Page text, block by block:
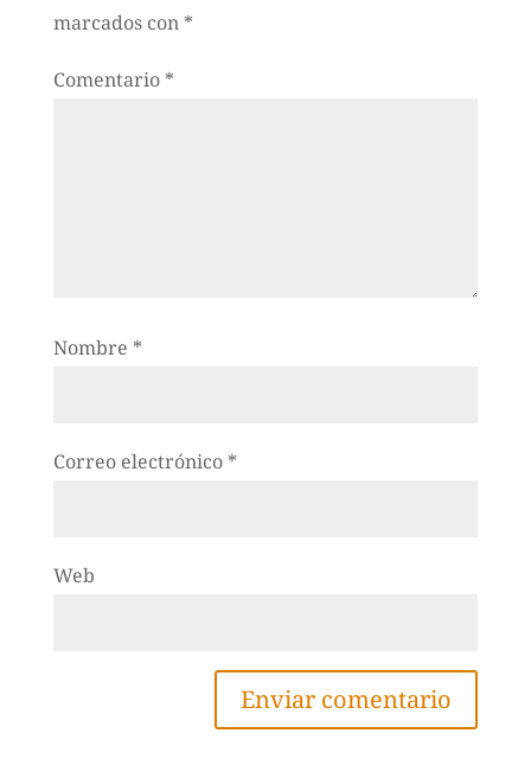
marcados con *
Comentario *
Nombre *
Correo electrónico *
Web